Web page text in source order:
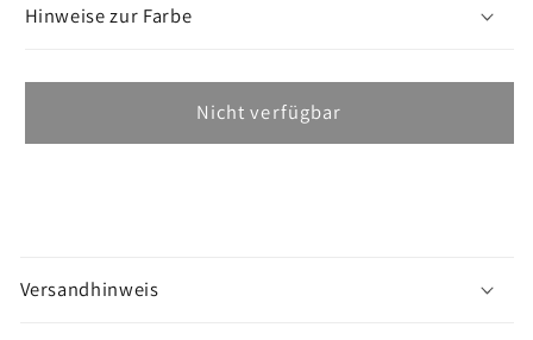
Hinweise zur Farbe
Nicht verfügbar
h
Versandhinweis